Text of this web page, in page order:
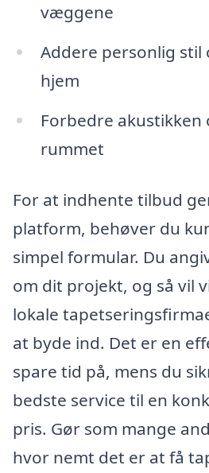
væggene
Addere personlig
hjem
Forbedre akustikken
rummet
For at indhente tilbud
platform, behøver du
simpel formular. Du
om dit projekt, og så vil
lokale
at byde ind. Det er en
spare tid på, mens du
bedste service til en
pris. Gør som mange
hvor nemt det er at få